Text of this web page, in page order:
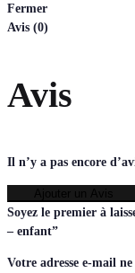
Fermer
Avis (0)
Avis
Il n’y a pas encore
Soyez le premier à
– enfant”
Votre adresse e-mail